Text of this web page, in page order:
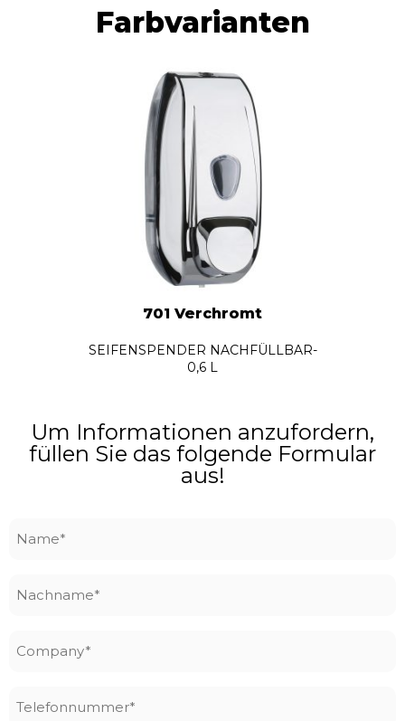
Farbvarianten
701 Verchromt
SEIFENSPENDER NACHFÜLLBAR-
0,6 L
Um Informationen anzufordern,
füllen Sie das folgende Formular
aus!